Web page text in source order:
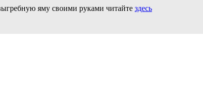
яму своими руками читайте здесь